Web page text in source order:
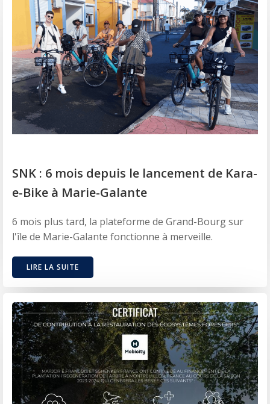
SNK : 6 mois depuis le lancement de Kara-
e-Bike à Marie-Galante
6 mois plus tard, la plateforme de Grand-Bourg sur
l'île de Marie-Galante fonctionne à merveille.
LIRE LA SUITE